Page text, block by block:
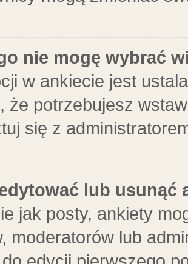
nie mogę wybrać
w ankiecie jest
że potrzebujesz
się z
lub usunąć
jak posty, ankiety
moderatorów lub